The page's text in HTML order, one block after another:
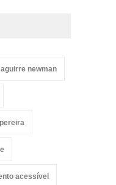
aguirre newman
acessível